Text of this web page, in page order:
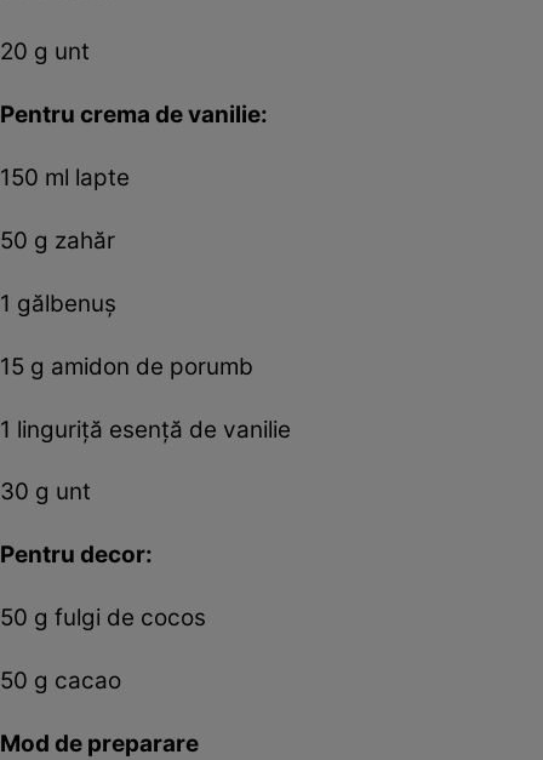
20 g unt
Pentru crema de vanilie:
150 ml lapte
50 g zahăr
1 gălbenuș
15 g amidon de porumb
1 linguriță esență de vanilie
30 g unt
Pentru decor:
50 g fulgi de cocos
50 g cacao
Mod de preparare